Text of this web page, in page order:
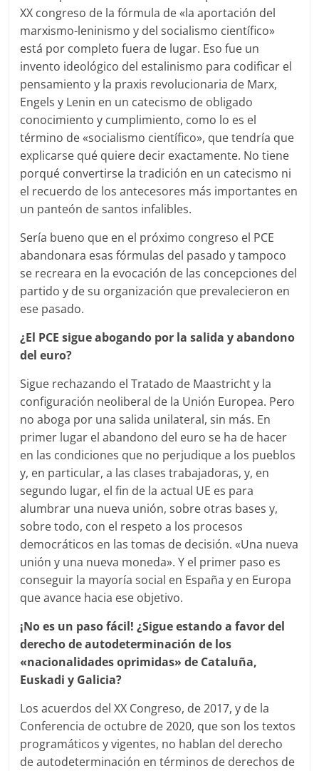
XX congreso de la fórmula de «la aportación del
marxismo-leninismo y del socialismo científico»
está por completo fuera de lugar. Eso fue un
invento ideológico del estalinismo para codificar el
pensamiento y la praxis revolucionaria de Marx,
Engels y Lenin en un catecismo de obligado
conocimiento y cumplimiento, como lo es el
término de «socialismo científico», que tendría que
explicarse qué quiere decir exactamente. No tiene
porqué convertirse la tradición en un catecismo ni
el recuerdo de los antecesores más importantes en
un panteón de santos infalibles.
Sería bueno que en el próximo congreso el PCE
abandonara esas fórmulas del pasado y tampoco
se recreara en la evocación de las concepciones del
partido y de su organización que prevalecieron en
ese pasado.
¿El PCE sigue abogando por la salida y abandono
del euro?
Sigue rechazando el Tratado de Maastricht y la
configuración neoliberal de la Unión Europea. Pero
no aboga por una salida unilateral, sin más. En
primer lugar el abandono del euro se ha de hacer
en las condiciones que no perjudique a los pueblos
y, en particular, a las clases trabajadoras, y, en
segundo lugar, el fin de la actual UE es para
alumbrar una nueva unión, sobre otras bases y,
sobre todo, con el respeto a los procesos
democráticos en las tomas de decisión. «Una nueva
unión y una nueva moneda». Y el primer paso es
conseguir la mayoría social en España y en Europa
que avance hacia ese objetivo.
¡No es un paso fácil! ¿Sigue estando a favor del
derecho de autodeterminación de los
«nacionalidades oprimidas» de Cataluña,
Euskadi y Galicia?
Los acuerdos del XX Congreso, de 2017, y de la
Conferencia de octubre de 2020, que son los textos
programáticos y vigentes, no hablan del derecho
de autodeterminación en términos de derechos de